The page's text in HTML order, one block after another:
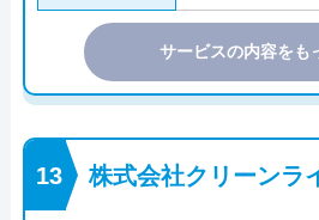
サービスの内容をも
株式会社クリーンラ